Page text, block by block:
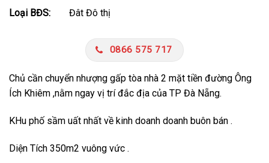
Loại BĐS:
Đât Đô thị
0866 575 717
Chủ cần chuyển nhượng gấp tòa nhà 2 mặt tiền đường Ông
Ích Khiêm ,nằm ngay vị trí đắc địa của TP Đà Nẵng.
KHu phố sầm uất nhất về kinh doanh doanh buôn bán .
Diện Tích 350m2 vuông vức .